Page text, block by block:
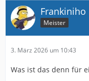
Frankiniho
Meister
3. März 2026 um 10:43
Was ist das denn für